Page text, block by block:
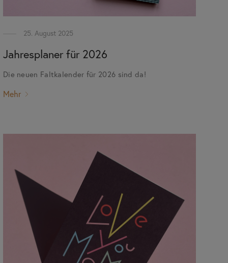
25. August 2025
Jahresplaner für 2026
Die neuen Faltkalender für 2026 sind da!
Mehr